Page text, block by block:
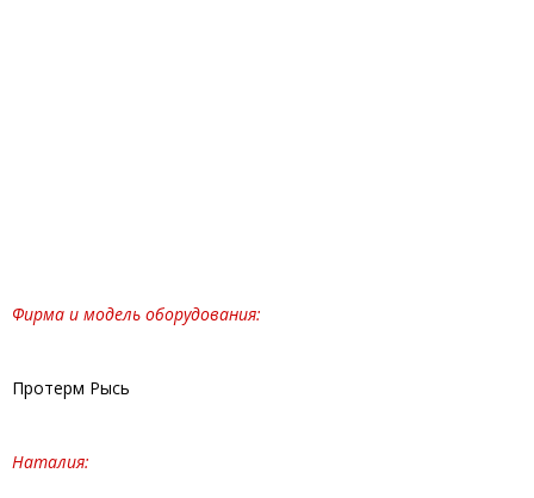
Фирма и модель оборудования:
Протерм Рысь
Наталия: